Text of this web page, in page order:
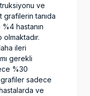
ve
grafilerin tanıda
hastanın
ileri
gerekli
%30
sadece
ve